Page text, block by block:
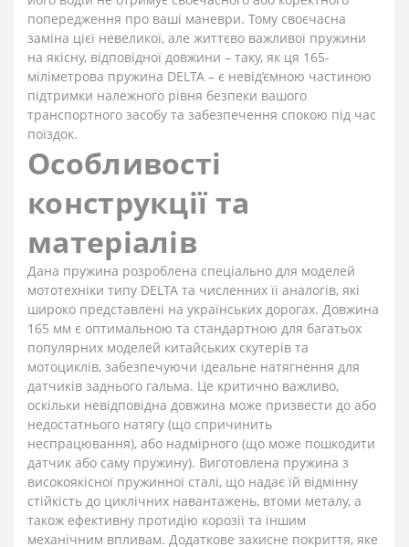
попередження про ваші маневри. Тому своєчасна
заміна цієї невеликої, але життєво важливої пружини
на якісну, відповідної довжини – таку, як ця 165-
міліметрова пружина DELTA – є невід’ємною частиною
підтримки належного рівня безпеки вашого
транспортного засобу та забезпечення спокою під час
поїздок.
Особливості
конструкції та
матеріалів
Дана пружина розроблена спеціально для моделей
мототехніки типу DELTA та численних її аналогів, які
широко представлені на українських дорогах. Довжина
165 мм є оптимальною та стандартною для багатьох
популярних моделей китайських скутерів та
мотоциклів, забезпечуючи ідеальне натягнення для
датчиків заднього гальма. Це критично важливо,
оскільки невідповідна довжина може призвести до або
недостатнього натягу (що спричинить
неспрацювання), або надмірного (що може пошкодити
датчик або саму пружину). Виготовлена пружина з
високоякісної пружинної сталі, що надає їй відмінну
стійкість до циклічних навантажень, втоми металу, а
також ефективну протидію корозії та іншим
механічним впливам. Додаткове захисне покриття, яке